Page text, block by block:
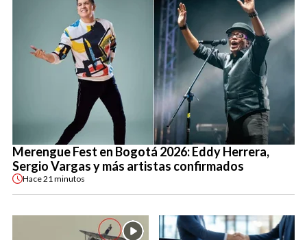
Merengue Fest en Bogotá 2026: Eddy Herrera,
Sergio Vargas y más artistas confirmados
Hace21 minutos